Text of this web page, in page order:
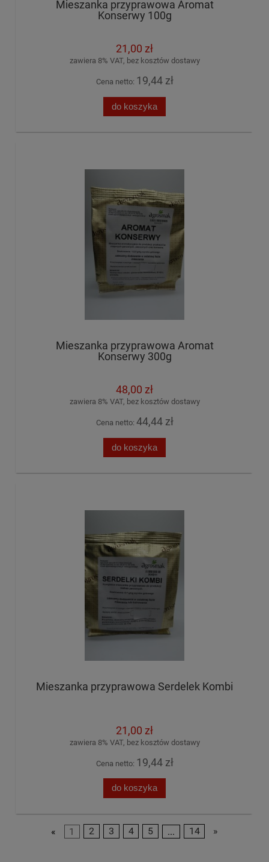
Mieszanka przyprawowa Aromat
Konserwy 100g
21,00 zł
zawiera 8% VAT, bez kosztów dostawy
Cena netto: 19,44 zł
do koszyka
Mieszanka przyprawowa Aromat
Konserwy 300g
48,00 zł
zawiera 8% VAT, bez kosztów dostawy
Cena netto: 44,44 zł
do koszyka
Mieszanka przyprawowa Serdelek Kombi
21,00 zł
zawiera 8% VAT, bez kosztów dostawy
Cena netto: 19,44 zł
do koszyka
« 1 2 3 4 5 ... 14 »